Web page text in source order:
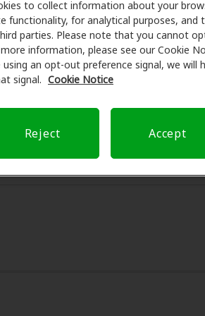
to collect information about your
functionality, for analytical purposes, and
parties. Please note that you cannot
information, please see our Cookie
an opt-out preference signal, we will
signal. Cookie Notice
Reject Accept
planes de beneficios y
en audífonos y atención
profesionales licenciados para
Ear, Amplifon Hearing Health
y de presentar una
y liberarlo de preocupaciones con
de pago flexibles cuando